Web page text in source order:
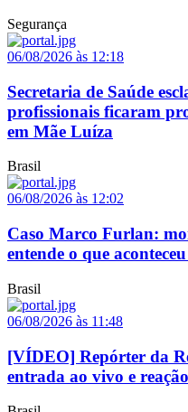
Segurança
06/08/2026 às 12:18
Secretaria de Saúde
profissionais ficaram
em Mãe Luíza
Brasil
06/08/2026 às 12:02
Caso Marco Furlan:
entende o que
Brasil
06/08/2026 às 11:48
[VÍDEO] Repórter da
entrada ao vivo e